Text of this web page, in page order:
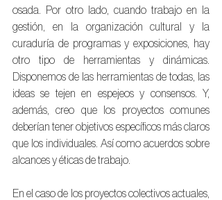
osada. Por otro lado, cuando trabajo en la
gestión, en la organización cultural y la
curaduría de programas y exposiciones, hay
otro tipo de herramientas y dinámicas.
Disponemos de las herramientas de todas, las
ideas se tejen en espejeos y consensos. Y,
además, creo que los proyectos comunes
deberían tener objetivos específicos más claros
que los individuales. Así como acuerdos sobre
alcances y éticas de trabajo.
En el caso de los proyectos colectivos actuales,